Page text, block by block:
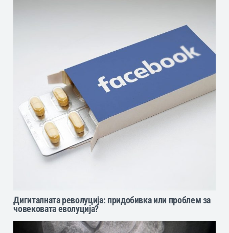
Дигиталната револуција: придобивка или проблем за
човековата еволуција?